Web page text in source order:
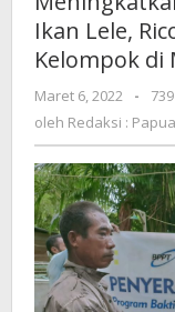
Ikan Lele,
Kelompok di
Maret 6, 2022
oleh
Star
-
oleh Redaksi :